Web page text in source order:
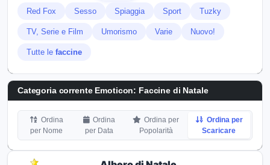
Red Fox Sesso Spiaggia Sport Tuzky
TV, Serie e Film Umorismo Varie Nuovo!
Tutte le faccine
Categoria corrente Emoticon: Faccine di Natale
Ordina
per Nome
Ordina
per Data
Ordina per
Popolarità
Ordina per
Scaricare